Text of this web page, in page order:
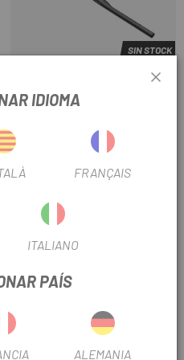
SIN STOCK
MANILLAR GEMINI WASSAT XC
Precio
238,98 €
IDIOMA
FRANÇAIS
ITALIANO
PAÍS
ALEMANIA